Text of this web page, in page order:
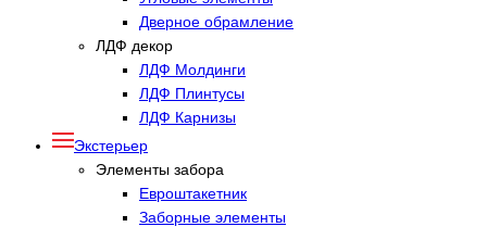
Дверное обрамление
ЛДФ декор
ЛДФ Молдинги
ЛДФ Плинтусы
ЛДФ Карнизы
Экстерьер
Элементы забора
Евроштакетник
Заборные элементы